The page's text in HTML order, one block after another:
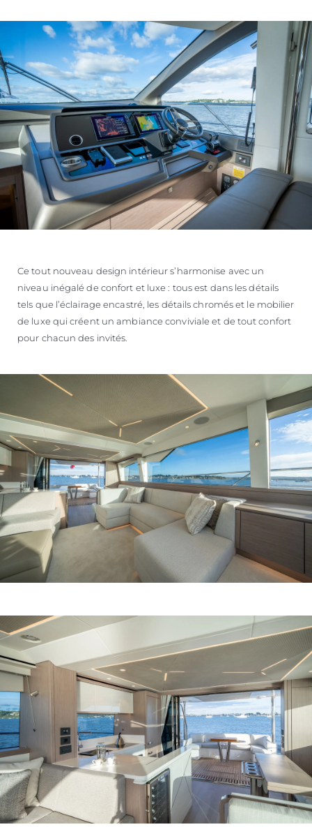
Ce tout nouveau design intérieur s’harmonise avec un
niveau inégalé de confort et luxe : tous est dans les détails
tels que l’éclairage encastré, les détails chromés et le mobilier
de luxe qui créent un ambiance conviviale et de tout confort
pour chacun des invités.